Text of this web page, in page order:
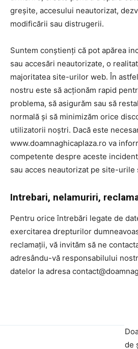
greșite, accesului neautorizat,
modificării sau distrugerii.
Suntem conștienți că pot apărea
sau accesări neautorizate, o
majoritatea site-urilor web. În
nostru este să acționăm rapid
problema, să asigurăm sau să
normală și să minimizăm orice
utilizatorii noștri. Dacă este
www.doamnaghicaplaza.ro va
competente despre aceste
sau acces neautorizat pe site-urile
Intrebari, nelamuriri,
Pentru orice întrebări legate de
exercitarea drepturilor
reclamații, vă invităm să ne
adresându-vă responsabilului
datelor la adresa
de